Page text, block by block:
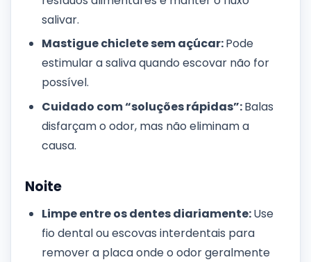
salivar.
Mastigue chiclete sem açúcar:Pode
estimular a saliva quando escovar não for
possível.
Cuidado com “soluções rápidas”:Balas
disfarçam o odor, mas não eliminam a
causa.
Noite
Limpe entre os dentes diariamente:Use
fio dental ou escovas interdentais para
remover a placa onde o odor geralmente